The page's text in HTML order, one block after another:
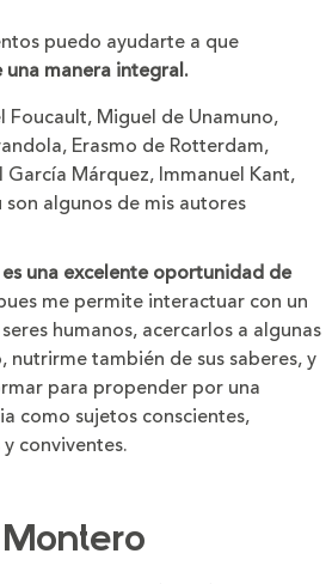
puedo ayudarte a que
una manera integral.
Foucault, Miguel de Unamuno,
Erasmo de Rotterdam,
Márquez, Immanuel Kant,
son algunos de mis autores
una excelente oportunidad de
me permite interactuar con un
humanos, acercarlos a algunas
nutrirme también de sus saberes, y
para propender por una
como sujetos conscientes,
conviventes.